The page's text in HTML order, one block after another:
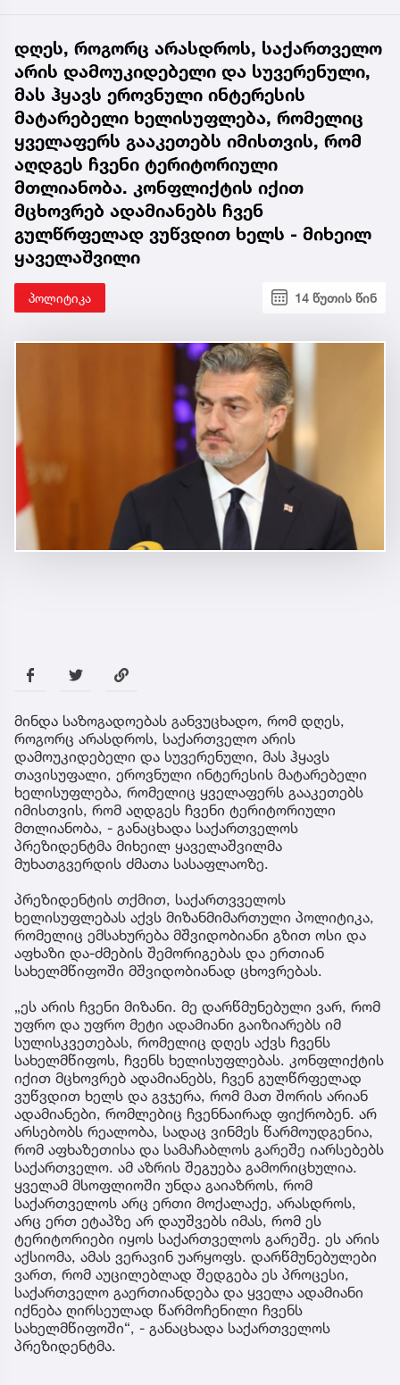
დღეს, როგორც არასდროს, საქართველო
არის დამოუკიდებელი და სუვერენული,
მას ჰყავს ეროვნული ინტერესის
მატარებელი ხელისუფლება, რომელიც
ყველაფერს გააკეთებს იმისთვის, რომ
აღდგეს ჩვენი ტერიტორიული
მთლიანობა. კონფლიქტის იქით
მცხოვრებ ადამიანებს ჩვენ
გულწრფელად ვუწვდით ხელს - მიხეილ
ყაველაშვილი
პოლიტიკა 14 წუთის წინ
მინდა საზოგადოებას განვუცხადო, რომ დღეს,
როგორც არასდროს, საქართველო არის
დამოუკიდებელი და სუვერენული, მას ჰყავს
თავისუფალი, ეროვნული ინტერესის მატარებელი
ხელისუფლება, რომელიც ყველაფერს გააკეთებს
იმისთვის, რომ აღდგეს ჩვენი ტერიტორიული
მთლიანობა, - განაცხადა საქართველოს
პრეზიდენტმა მიხეილ ყაველაშვილმა
მუხათგვერდის ძმათა სასაფლაოზე.
პრეზიდენტის თქმით, საქართვველოს
ხელისუფლებას აქვს მიზანმიმართული პოლიტიკა,
რომელიც ემსახურება მშვიდობიანი გზით ოსი და
აფხაზი და-ძმების შემორიგებას და ერთიან
სახელმწიფოში მშვიდობიანად ცხოვრებას.
„ეს არის ჩვენი მიზანი. მე დარწმუნებული ვარ, რომ
უფრო და უფრო მეტი ადამიანი გაიზიარებს იმ
სულისკვეთებას, რომელიც დღეს აქვს ჩვენს
სახელმწიფოს, ჩვენს ხელისუფლებას. კონფლიქტის
იქით მცხოვრებ ადამიანებს, ჩვენ გულწრფელად
ვუწვდით ხელს და გვჯერა, რომ მათ შორის არიან
ადამიანები, რომლებიც ჩვენნაირად ფიქრობენ. არ
არსებობს რეალობა, სადაც ვინმეს წარმოუდგენია,
რომ აფხაზეთისა და სამაჩაბლოს გარეშე იარსებებს
საქართველო. ამ აზრის შეგუება გამორიცხულია.
ყველამ მსოფლიოში უნდა გაიაზროს, რომ
საქართველოს არც ერთი მოქალაქე, არასდროს,
არც ერთ ეტაპზე არ დაუშვებს იმას, რომ ეს
ტერიტორიები იყოს საქართველოს გარეშე. ეს არის
აქსიომა, ამას ვერავინ უარყოფს. დარწმუნებულები
ვართ, რომ აუცილებლად შედგება ეს პროცესი,
საქართველო გაერთიანდება და ყველა ადამიანი
იქნება ღირსეულად წარმოჩენილი ჩვენს
სახელმწიფოში“, - განაცხადა საქართველოს
პრეზიდენტმა.